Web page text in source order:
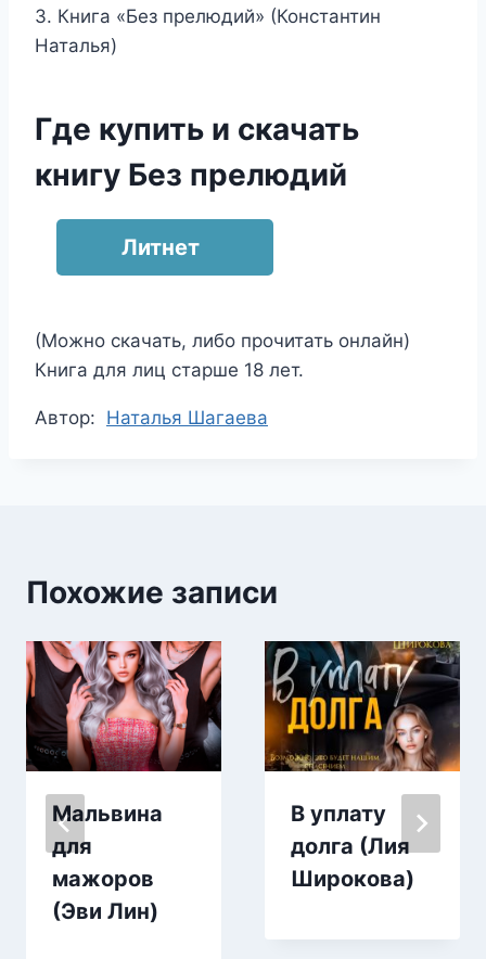
3. Книга «Без прелюдий» (Константин
Наталья)
Где купить и скачать
книгу Без прелюдий
Литнет
(Можно скачать, либо прочитать онлайн)
Книга для лиц старше 18 лет.
Метки
Автор: Наталья Шагаева
Похожие записи
Мальвина
для
мажоров
(Эви Лин)
В уплату
долга (Лия
Широкова)